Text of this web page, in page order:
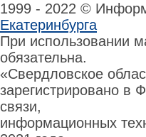
1999 - 2022 ©
Екатеринбурга
При использовании
обязательна.
«Свердловское
зарегистрировано в
связи,
информационных